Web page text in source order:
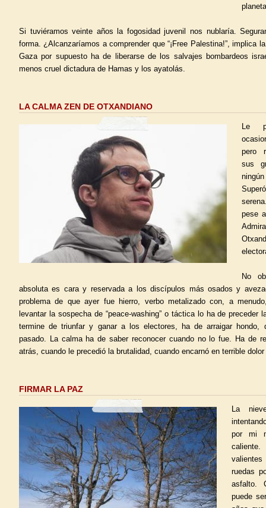
Si tuviéramos veinte años la fogosidad juvenil nos nublaría.
forma. ¿Alcanzaríamos a comprender que “¡Free Palestina!”, implica
Gaza por supuesto ha de liberarse de los salvajes bombardeos
menos cruel dictadura de Hamas y los ayatolás.
LA CALMA ZEN DE OTXANDIANO
Le
pero
sus
pese
No
absoluta es cara y reservada a los discípulos más osados y
problema de que ayer fue hierro, verbo metalizado con, a
levantar la sospecha de “peace-washing” o táctica lo ha de preceder
termine de triunfar y ganar a los electores, ha de arraigar hondo,
pasado. La calma ha de saber reconocer cuando no lo fue. Ha de
atrás, cuando le precedió la brutalidad, cuando encarnó en terrible
FIRMAR LA PAZ
La
por mi
valientes
ruedas
asfalto.
puede